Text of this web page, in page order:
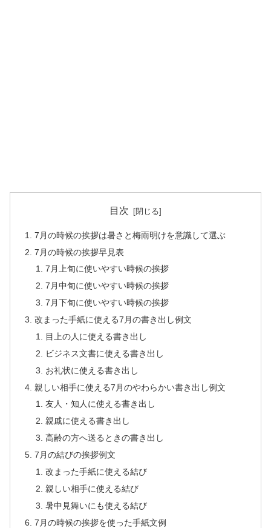
目次
7月の時候の挨拶は暑さと梅雨明けを意識して選ぶ
7月の時候の挨拶早見表
7月上旬に使いやすい時候の挨拶
7月中旬に使いやすい時候の挨拶
7月下旬に使いやすい時候の挨拶
改まった手紙に使える7月の書き出し例文
目上の人に使える書き出し
ビジネス文書に使える書き出し
お礼状に使える書き出し
親しい相手に使える7月のやわらかい書き出し例文
友人・知人に使える書き出し
親戚に使える書き出し
高齢の方へ送るときの書き出し
7月の結びの挨拶例文
改まった手紙に使える結び
親しい相手に使える結び
暑中見舞いにも使える結び
7月の時候の挨拶を使った手紙文例